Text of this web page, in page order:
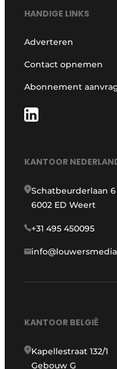
HANDIGE LINKS
Adverteren
Contact opnemen
Abonnement
KANTOOR
Schatbeurderlaan 6
6002 ED Weert
+31 495 450095
KANTOOR BELGIË
Kapellestraat 132/1
Gebouw G